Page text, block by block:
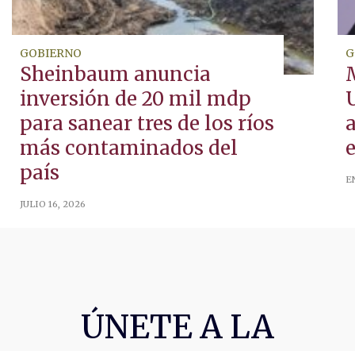
GOBIERNO
Sheinbaum anuncia
inversión de 20 mil mdp
para sanear tres de los ríos
más contaminados del
país
JULIO 16, 2026
ÚNETE A LA